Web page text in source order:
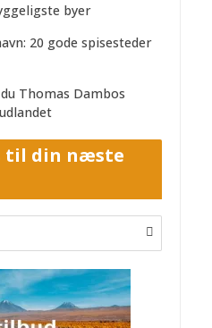
byer
20 gode spisesteder
Thomas Dambos
til din næste